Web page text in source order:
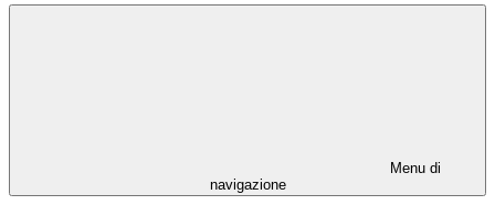
Menu di
navigazione